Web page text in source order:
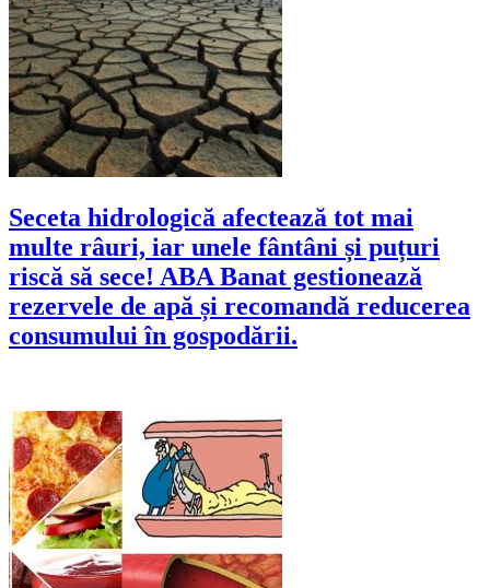
Seceta hidrologică afectează tot mai
multe râuri, iar unele fântâni și puțuri
riscă să sece! ABA Banat gestionează
rezervele de apă și recomandă reducerea
consumului în gospodării.